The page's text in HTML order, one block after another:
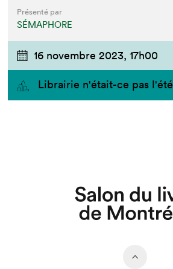
Présenté par
SÉMAPHORE
16 novembre 2023, 17h00
Librairie n'était-ce pas l'été